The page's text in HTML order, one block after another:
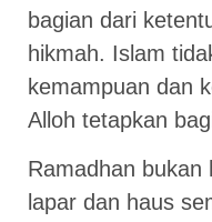
bagian dari
hikmah. Islam
kemampuan dan
Alloh tetapkan
Ramadhan bukan
lapar dan haus